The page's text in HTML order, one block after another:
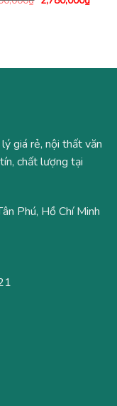
gốc hiện
giá rẻ, nội thất văn
chất lượng tại
Phú, Hồ Chí Minh